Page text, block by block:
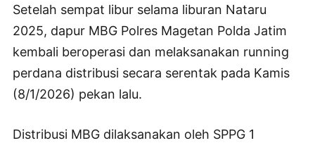
Setelah sempat libur selama liburan Nataru
2025, dapur MBG Polres Magetan Polda Jatim
kembali beroperasi dan melaksanakan running
perdana distribusi secara serentak pada Kamis
(8/1/2026) pekan lalu.
Distribusi MBG dilaksanakan oleh SPPG 1